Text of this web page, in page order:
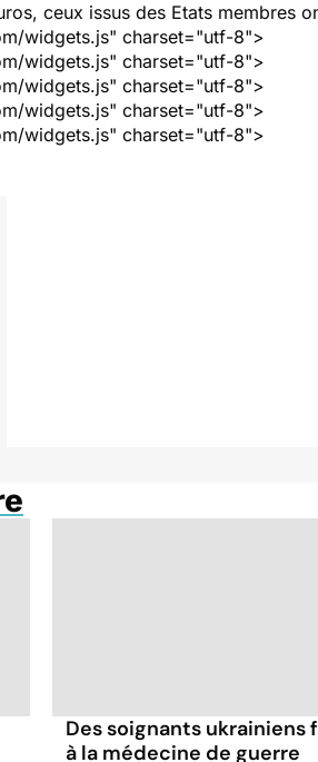
ceux issus des Etats membres
widgets.js" charset="utf-8">
widgets.js" charset="utf-8">
widgets.js" charset="utf-8">
widgets.js" charset="utf-8">
widgets.js" charset="utf-8">
Des soignants ukrainiens
à la médecine de guerre